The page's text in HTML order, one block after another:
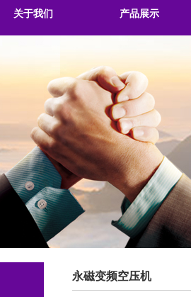
关于我们 产品展示
永磁变频空压机